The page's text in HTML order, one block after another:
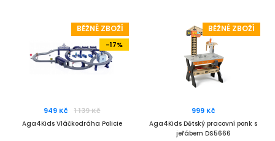
BĚŽNÉ ZBOŽÍ
-17%
949 Kč 1 139 Kč
Aga4Kids Vláčkodráha Policie
BĚŽNÉ ZBOŽÍ
999 Kč
Aga4Kids Dětský pracovní ponk s
jeřábem DS5666